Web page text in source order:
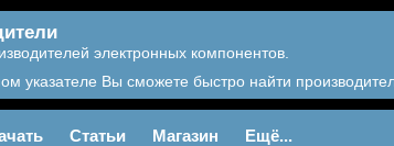
электронных компонентов.
указателе Вы сможете быстро найти
Статьи Магазин Ещё...